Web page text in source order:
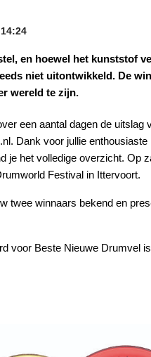
en hoewel het kunststof
niet uitontwikkeld. De
wereld te zijn.
een aantal dagen de
Dank voor jullie
je het volledige overzicht. Op
Festival in Ittervoort.
twee winnaars bekend en
voor Beste Nieuwe Drumvel